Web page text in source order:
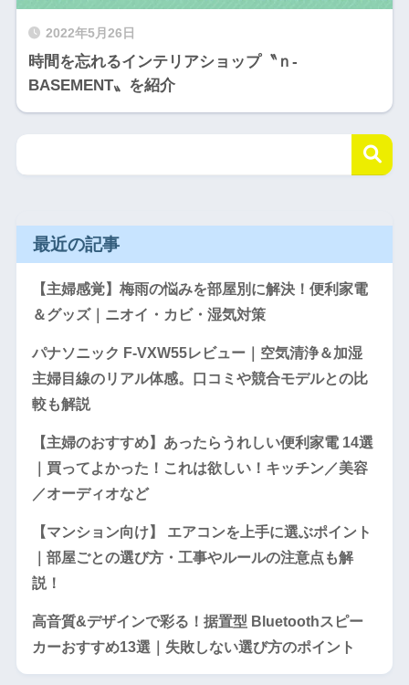
2022年5月26日
時間を忘れるインテリアショップ〝ｎ-
BASEMENT〟を紹介
最近の記事
【主婦感覚】梅雨の悩みを部屋別に解決！便利家電
＆グッズ｜ニオイ・カビ・湿気対策
パナソニック F-VXW55レビュー｜空気清浄＆加湿
主婦目線のリアル体感。口コミや競合モデルとの比
較も解説
【主婦のおすすめ】あったらうれしい便利家電 14選
｜買ってよかった！これは欲しい！キッチン／美容
／オーディオなど
【マンション向け】 エアコンを上手に選ぶポイント
｜部屋ごとの選び方・工事やルールの注意点も解
説！
高音質&デザインで彩る！据置型 Bluetoothスピー
カーおすすめ13選｜失敗しない選び方のポイント